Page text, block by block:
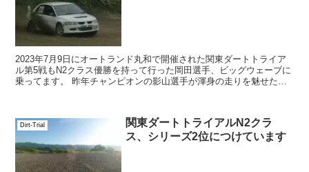
2023年7月9日にオートランド丸和で開催された関東ダートトライア
ル第5戦もN2クラス優勝を持って行った岡田選手、ビッグウェーブに
乗ってます。 昨年チャンピオンの影山選手が渾身の走りを魅せたと
Dirt-Trial
関東ダートトライアルN2クラ
ス、シリーズ2位につけています